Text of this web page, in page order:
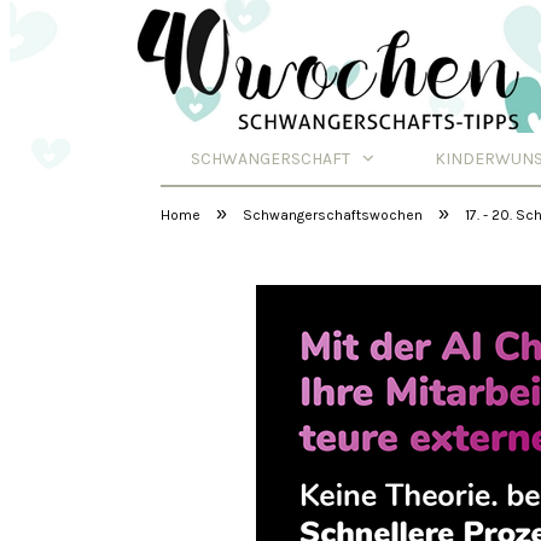
SCHWANGERSCHAFT
Home » Schwangerschaftswochen » 17. - 20.